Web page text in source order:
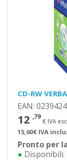
CD-RW
EAN:
12 ,79
€ IVA
15,60€ IVA
Pronto per
● Disponibili: